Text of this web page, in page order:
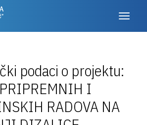
podaci o projektu:
I
RADOVA NA